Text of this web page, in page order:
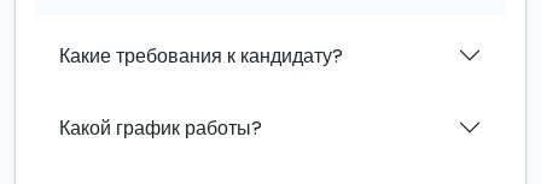
Какие требования к кандидату?
Какой график работы?